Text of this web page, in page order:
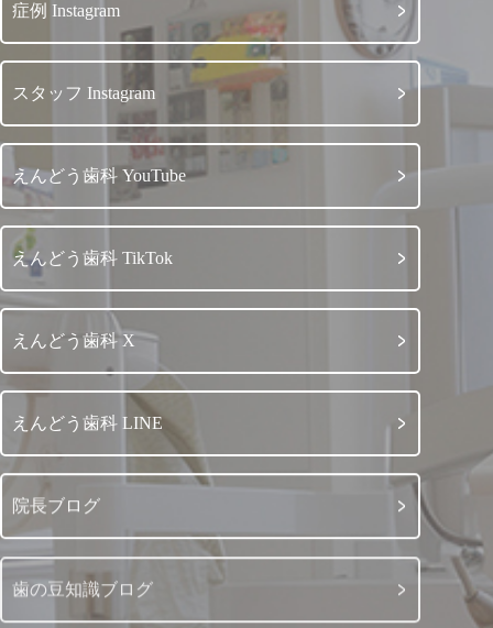
症例 Instagram
スタッフ Instagram
えんどう歯科 YouTube
えんどう歯科 TikTok
えんどう歯科 X
えんどう歯科 LINE
院長ブログ
歯の豆知識ブログ